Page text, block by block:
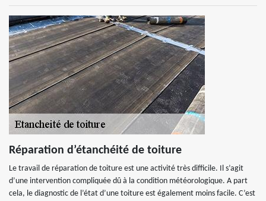
Réparation d’étanchéité de toiture
Le travail de réparation de toiture est une activité très difficile. Il s’agit
d’une intervention compliquée dû à la condition météorologique. A part
cela, le diagnostic de l’état d’une toiture est également moins facile. C’est